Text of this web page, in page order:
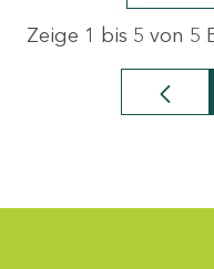
Zeige 1 bis 5 von 5